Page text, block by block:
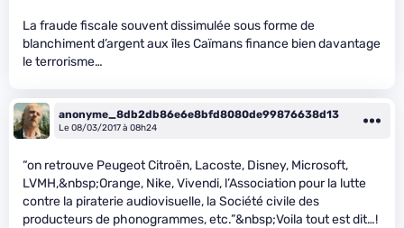
La fraude fiscale souvent dissimulée sous forme de
blanchiment d’argent aux îles Caïmans finance bien davantage
le terrorisme…
anonyme_8db2db86e6e8bfd8080de99876638d13
Le 08/03/2017 à 08h24
“on retrouve Peugeot Citroën, Lacoste, Disney, Microsoft,
LVMH,&nbsp;Orange, Nike, Vivendi, l’Association pour la lutte
contre la piraterie audiovisuelle, la Société civile des
producteurs de phonogrammes, etc.”&nbsp;Voila tout est dit…!